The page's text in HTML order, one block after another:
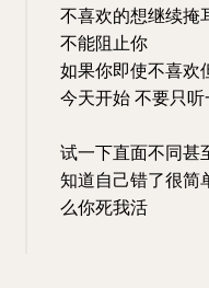
不喜欢的想继续掩
不能阻止你
如果你即使不喜欢
今天开始 不要只
试一下直面不同甚
知道自己错了很简
么你死我活